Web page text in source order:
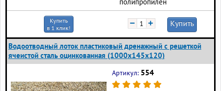
Купить
в 1 клик!
− + Купить
Водоотводный лоток пластиковый дренажный с решеткой
ячеистой сталь оцинкованная (1000x145x120)
Артикул: 554